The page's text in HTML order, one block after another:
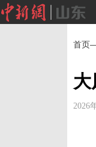
首页
2026